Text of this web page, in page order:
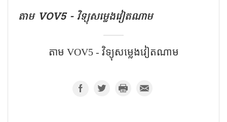
តាម​ VOV5 - វិទ្យុសម្លេងវៀតណាម
តាម​ VOV5 - វិទ្យុសម្លេងវៀតណាម